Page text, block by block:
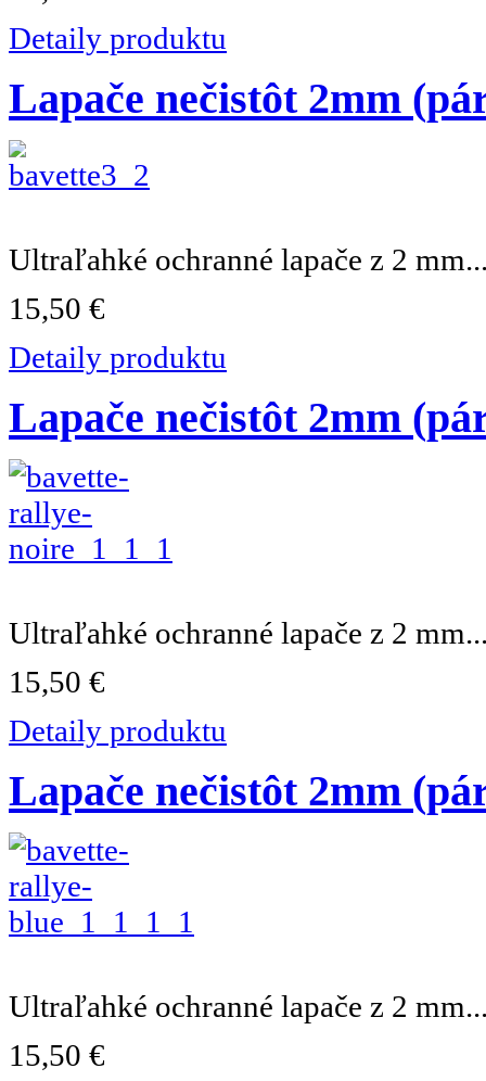
Detaily produktu
Lapače nečistôt 2mm
Ultraľahké ochranné lapače z 2
15,50 €
Detaily produktu
Lapače nečistôt 2mm
Ultraľahké ochranné lapače z 2
15,50 €
Detaily produktu
Lapače nečistôt 2mm
Ultraľahké ochranné lapače z 2
15,50 €